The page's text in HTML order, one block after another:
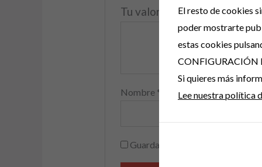
Tu valoración*
Nombre *
Guarda mi nombre, correo
El resto de cookies
poder mostrarte
estas cookies
CONFIGURACIÓN
Si quieres más
Lee nuestra política